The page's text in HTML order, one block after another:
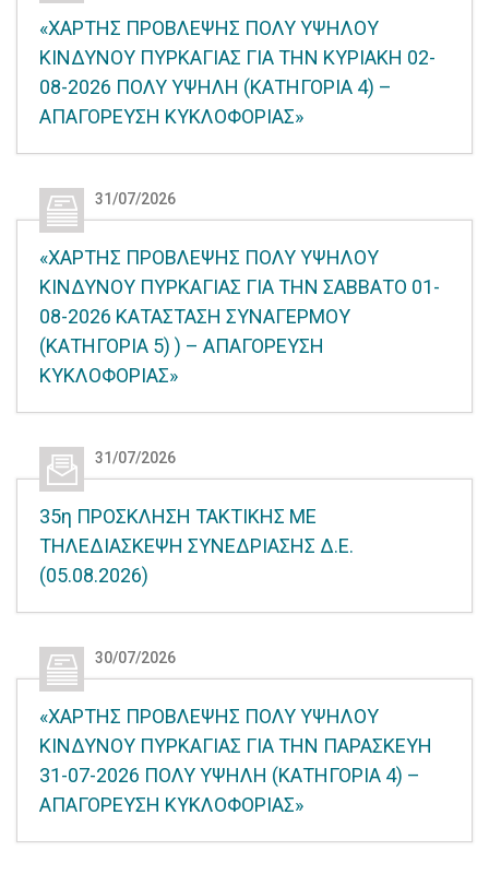
«ΧΑΡΤΗΣ ΠΡΟΒΛΕΨΗΣ ΠΟΛΥ ΥΨΗΛΟΥ
ΚΙΝΔΥΝΟΥ ΠΥΡΚΑΓΙΑΣ ΓΙΑ ΤΗΝ ΚΥΡΙΑΚΗ 02-
08-2026 ΠΟΛΥ ΥΨΗΛΗ (ΚΑΤΗΓΟΡΙΑ 4) –
ΑΠΑΓΟΡΕΥΣΗ ΚΥΚΛΟΦΟΡΙΑΣ»
31/07/2026
«ΧΑΡΤΗΣ ΠΡΟΒΛΕΨΗΣ ΠΟΛΥ ΥΨΗΛΟΥ
ΚΙΝΔΥΝΟΥ ΠΥΡΚΑΓΙΑΣ ΓΙΑ ΤΗΝ ΣΑΒΒΑΤΟ 01-
08-2026 ΚΑΤΑΣΤΑΣΗ ΣΥΝΑΓΕΡΜΟΥ
(ΚΑΤΗΓΟΡΙΑ 5) ) – ΑΠΑΓΟΡΕΥΣΗ
ΚΥΚΛΟΦΟΡΙΑΣ»
31/07/2026
35η ΠΡΟΣΚΛΗΣΗ ΤΑΚΤΙΚΗΣ ΜΕ
ΤΗΛΕΔΙΑΣΚΕΨΗ ΣΥΝΕΔΡΙΑΣΗΣ Δ.Ε.
(05.08.2026)
30/07/2026
«ΧΑΡΤΗΣ ΠΡΟΒΛΕΨΗΣ ΠΟΛΥ ΥΨΗΛΟΥ
ΚΙΝΔΥΝΟΥ ΠΥΡΚΑΓΙΑΣ ΓΙΑ ΤΗΝ ΠΑΡΑΣΚΕΥΗ
31-07-2026 ΠΟΛΥ ΥΨΗΛΗ (ΚΑΤΗΓΟΡΙΑ 4) –
ΑΠΑΓΟΡΕΥΣΗ ΚΥΚΛΟΦΟΡΙΑΣ»